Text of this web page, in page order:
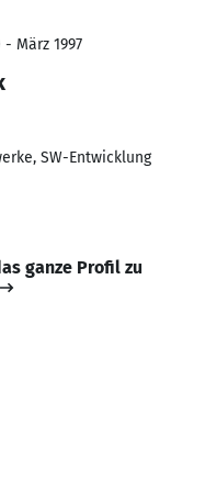
März 1997
SW-Entwicklung
ganze Profil zu